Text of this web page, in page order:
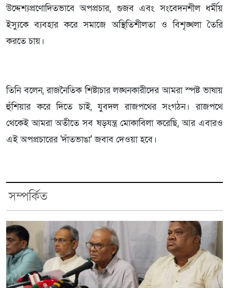
উদ্দেশ্যপ্রণোদিতভাবে অপপ্রচার, গুজব এবং সংবেদনশীল ধর্মীয়
ইস্যুকে ব্যবহার করে সমাজে অস্থিতিশীলতা ও বিশৃঙ্খলা তৈরি
করতে চায়।
তিনি বলেন, রাজনৈতিক শিষ্টাচার লঙ্ঘনকারীদের আমরা স্পষ্ট ভাষায়
হুঁশিয়ার করে দিতে চাই, যুবদল রাজপথের সংগঠন। রাজপথে
থেকেই আমরা অতীতে সব ষড়যন্ত্র মোকাবিলা করেছি, আর এবারও
এই অপপ্রচারের 'দাঁতভাঙা' জবাব দেওয়া হবে।
সম্পর্কিত